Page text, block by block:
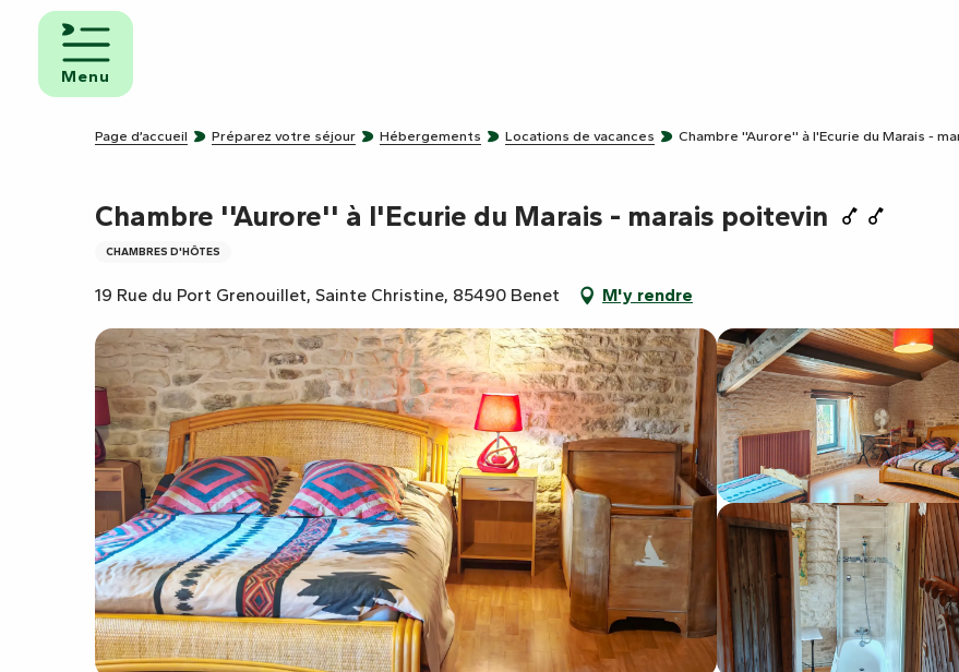
contenu
principal
Menu
Page d’accueil Préparez votre séjour Hébergements Locations de vacances Chambre ''Aurore'' à l'Ecurie du Marais -
Chambre ''Aurore'' à l'Ecurie du Marais - marais poitevin
CHAMBRES D'HÔTES
19 Rue du Port Grenouillet, Sainte Christine, 85490 Benet M'y rendre